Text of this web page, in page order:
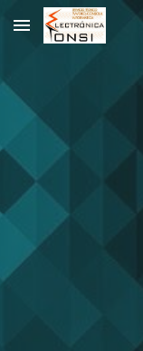
Skip to main content